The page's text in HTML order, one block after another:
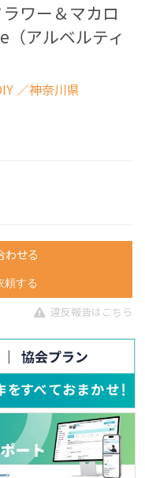
ワー＆マカロ
アルベルティ
／神奈川県
わせる
頼する
違反報告はこちら